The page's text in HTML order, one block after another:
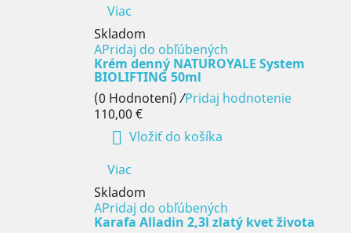
Viac
Skladom
APridaj do obľúbených
Krém denný NATUROYALE System
BIOLIFTING 50ml
(0 Hodnotení) /Pridaj hodnotenie
110,00 €
 Vložiť do košíka
Viac
Skladom
APridaj do obľúbených
Karafa Alladin 2,3l zlatý kvet života